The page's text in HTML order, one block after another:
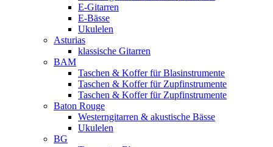
E-Gitarren
E-Bässe
Ukulelen
Asturias
klassische Gitarren
BAM
Taschen & Koffer für Blasinstrumente
Taschen & Koffer für Zupfinstrumente
Taschen & Koffer für Zupfinstrumente
Baton Rouge
Westerngitarren & akustische Bässe
Ukulelen
BG